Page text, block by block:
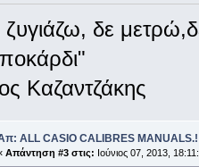
δε
Καζαντζάκης
ALL CASIO CALIBRES
Απάντηση #3 στις: Ιούνιος 07, 2013,